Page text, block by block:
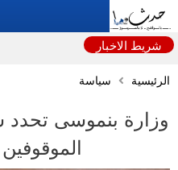
شريط الاخبار
الرئيسية سياسة
وزارة بنموسى تحدد